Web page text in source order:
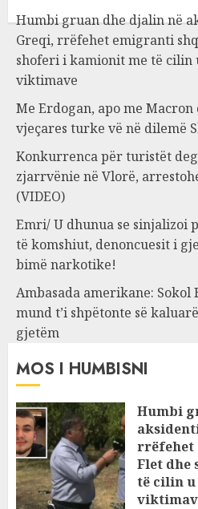
Humbi gruan dhe djalin në
Greqi, rrëfehet emigranti
shoferi i kamionit me të cilin
viktimave
Me Erdogan, apo me Macron
vjeçares turke vë në dilemë
Konkurrenca për turistët
zjarrvënie në Vlorë,
(VIDEO)
Emri/ U dhunua se sinjalizoi
të komshiut, denoncuesit i
bimë narkotike!
Ambasada amerikane: Sokol
mund t’i shpëtonte së
gjetëm
MOS I HUMBISNI
Humbi
rrëfehet
Flet dhe
të cilin u